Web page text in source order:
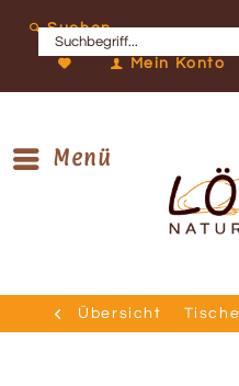
Suchen
Mein Konto
Menü
Übersicht Tische